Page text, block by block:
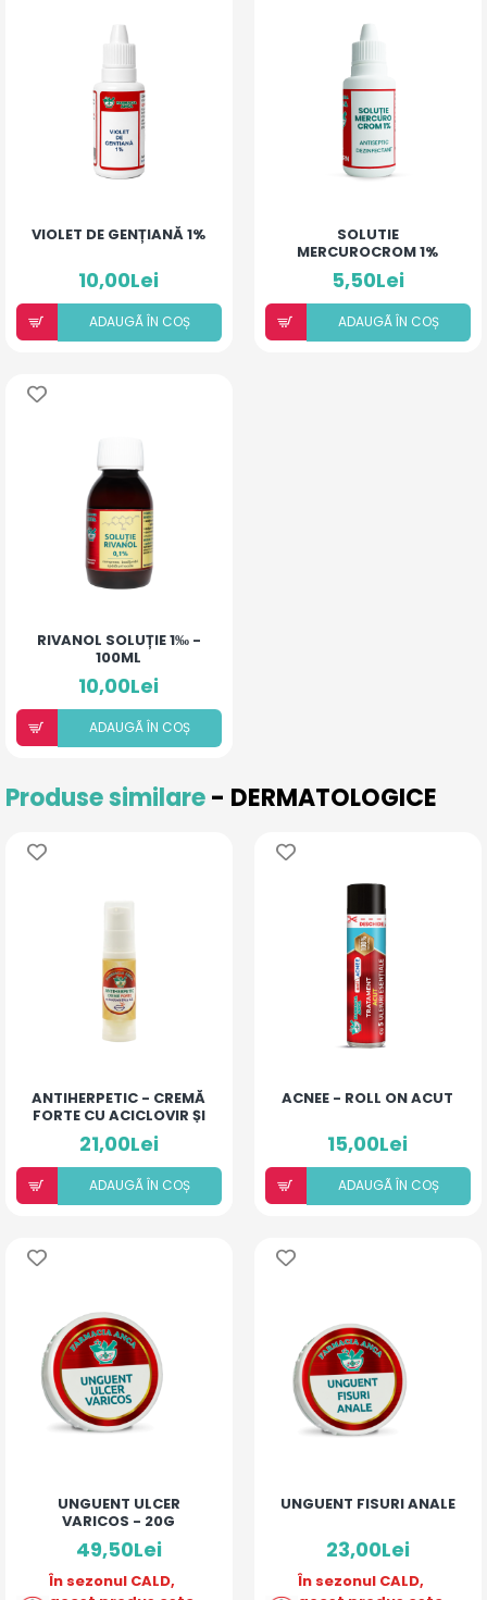
VIOLET DE GENȚIANĂ 1%
10,00Lei
ADAUGÃ ÎN COȘ
SOLUTIE
MERCUROCROM 1%
5,50Lei
ADAUGÃ ÎN COȘ
RIVANOL SOLUȚIE 1‰ -
100ML
10,00Lei
ADAUGÃ ÎN COȘ
Produse similare- DERMATOLOGICE
ANTIHERPETIC - CREMĂ
FORTE CU ACICLOVIR ȘI
ULEIURI ESENȚIALE
21,00Lei
ADAUGÃ ÎN COȘ
ACNEE - ROLL ON ACUT
15,00Lei
ADAUGÃ ÎN COȘ
UNGUENT ULCER
VARICOS - 20G
49,50Lei
În sezonul CALD,
UNGUENT FISURI ANALE
23,00Lei
În sezonul CALD,